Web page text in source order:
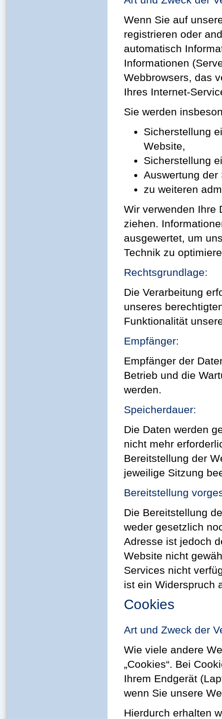
Wenn Sie auf
registrieren oder
automatisch
Informationen
Webbrowsers, das
Ihres Internet-
Sie werden
Sicherstellung
Website,
Sicherstellung
Auswertung
zu weiteren
Wir verwenden Ihre
ziehen.
ausgewertet, um
Technik zu
Rechtsgrundlage:
Die Verarbeitung
unseres
Funktionalität
Empfänger:
Empfänger der
Betrieb und die
werden.
Speicherdauer:
Die Daten werden
nicht mehr
Bereitstellung der
jeweilige Sitzung
Bereitstellung
Die Bereitstellung
weder gesetzlich
Adresse ist jedoch
Website nicht
Services nicht
ist ein Widerspruch
Cookies
Art und Zweck der
Wie viele andere
„Cookies“. Bei
Ihrem Endgerät
wenn Sie unsere
Hierdurch erhalten